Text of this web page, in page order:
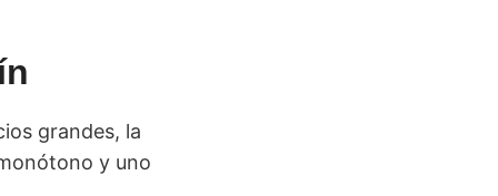
grandes, la
y uno